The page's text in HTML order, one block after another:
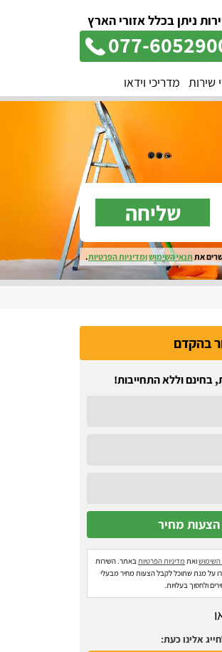
ניתן בכלל אזורי הארץ
077-
שירות מדריכי וידאו
שליחה
את תנאי השימושומדיניות הפרטיות.
בהקדם
בחינם וללא התחייבות!
השימושואת מדיניות הפרטיותבאתר. השירות
על מנת שתוכל לקבל הצעות מחיר מבעלי
ולחסוך בעלויות.
אלינו כעת: